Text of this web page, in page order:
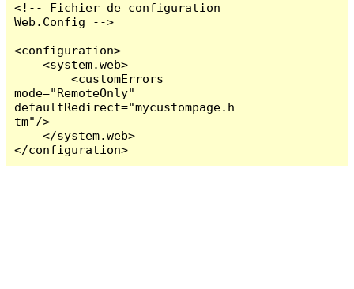
<!-- Fichier de configuration
Web.Config -->
<configuration>
    <system.web>
        <customErrors
mode="RemoteOnly"
defaultRedirect="mycustompage.h
tm"/>
    </system.web>
</configuration>